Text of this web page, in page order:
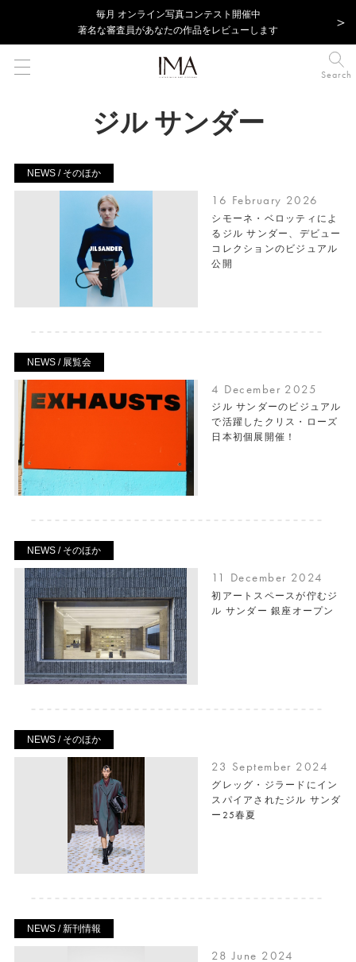
毎⽉ オンライン写真コンテスト開催中
著名な審査員があなたの作品をレビューします
Search
ジル サンダー
NEWS / そのほか
16 February 2026
シモーネ・ベロッティによ
るジル サンダー、デビュー
コレクションのビジュアル
公開
NEWS / 展覧会
4 December 2025
ジル サンダーのビジュアル
で活躍したクリス・ローズ
日本初個展開催！
NEWS / そのほか
11 December 2024
初アートスペースが佇むジ
ル サンダー 銀座オープン
NEWS / そのほか
23 September 2024
グレッグ・ジラードにイン
スパイアされたジル サンダ
ー25春夏
NEWS / 新刊情報
28 June 2024